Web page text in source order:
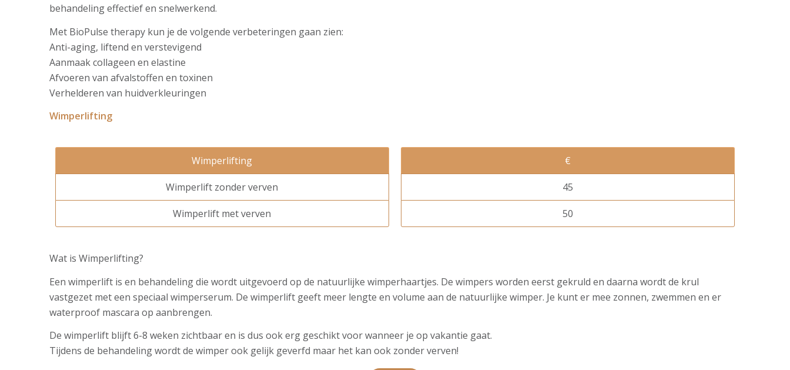
behandeling effectief en snelwerkend.
Met BioPulse therapy kun je de volgende verbeteringen gaan zien:
Anti-aging, liftend en verstevigend
Aanmaak collageen en elastine
Afvoeren van afvalstoffen en toxinen
Verhelderen van huidverkleuringen
Wimperlifting
Wimperlifting
Wimperlift zonder verven
Wimperlift met verven
€
45
50
Wat is Wimperlifting?
Een wimperlift is en behandeling die wordt uitgevoerd op de natuurlijke wimperhaartjes. De wimpers worden eerst gekruld en daarna wordt de krul
vastgezet met een speciaal wimperserum. De wimperlift geeft meer lengte en volume aan de natuurlijke wimper. Je kunt er mee zonnen, zwemmen en er
waterproof mascara op aanbrengen.
De wimperlift blijft 6-8 weken zichtbaar en is dus ook erg geschikt voor wanneer je op vakantie gaat.
Tijdens de behandeling wordt de wimper ook gelijk geverfd maar het kan ook zonder verven!